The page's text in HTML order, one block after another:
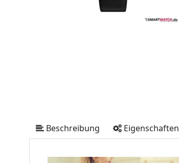
Beschreibung Eigenschaften